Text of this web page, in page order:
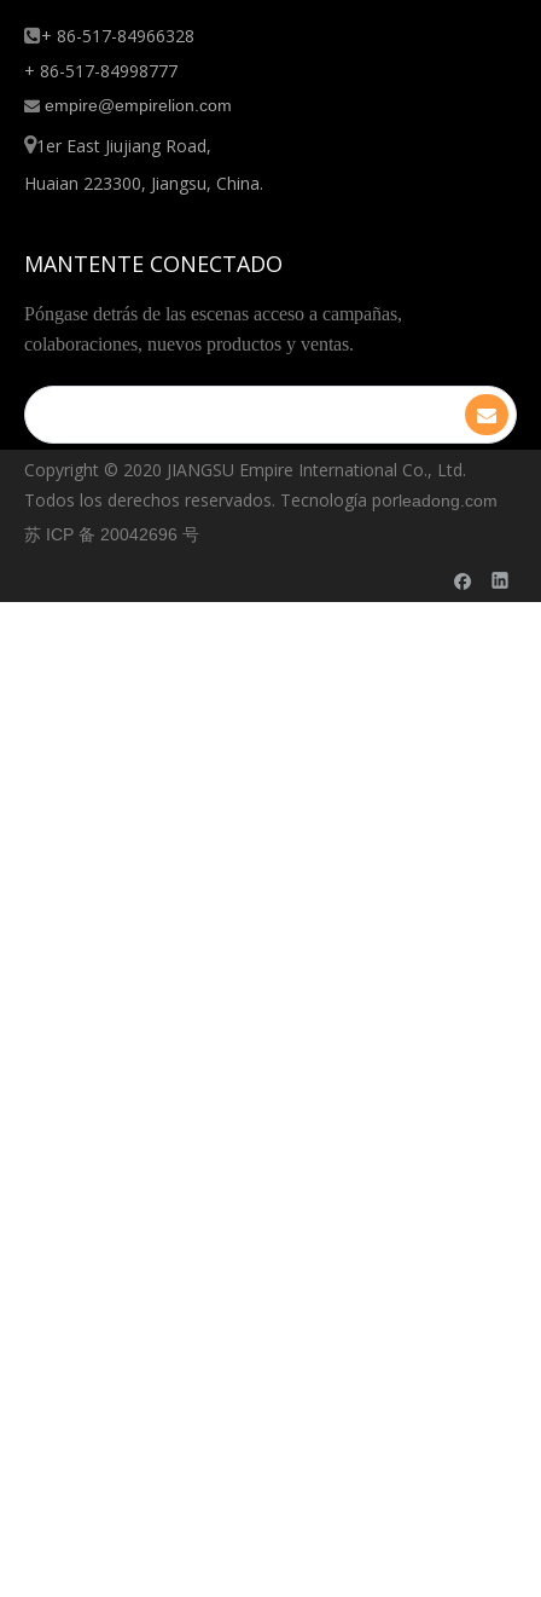
+ 86-517-84966328
+ 86-517-84998777
 empire@empirelion.com
1er East Jiujiang Road,
Huaian 223300, Jiangsu, China.
MANTENTE CONECTADO
Póngase detrás de las escenas acceso a campañas,
colaboraciones, nuevos productos y ventas.
Copyright © ️2020 JIANGSU Empire International Co., Ltd.
Todos los derechos reservados. Tecnología porleadong.com
苏 ICP 备 20042696 号